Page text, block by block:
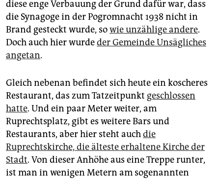
diese enge Verbauung der Grund dafür war, dass
die Synagoge in der Pogromnacht 1938 nicht in
Brand gesteckt wurde, sowie unzählige andere.
Doch auch hier wurdeder Gemeinde Unsägliches
angetan.
Gleich nebenan befindet sich heute ein koscheres
Restaurant, das zum Tatzeitpunkt geschlossen
hatte. Und ein paar Meter weiter, am
Ruprechtsplatz, gibt es weitere Bars und
Restaurants, aber hier steht auchdie
Ruprechtskirche, die älteste erhaltene Kirche der
Stadt. Von dieser Anhöhe aus eine Treppe runter,
ist man in wenigen Metern am sogenannten